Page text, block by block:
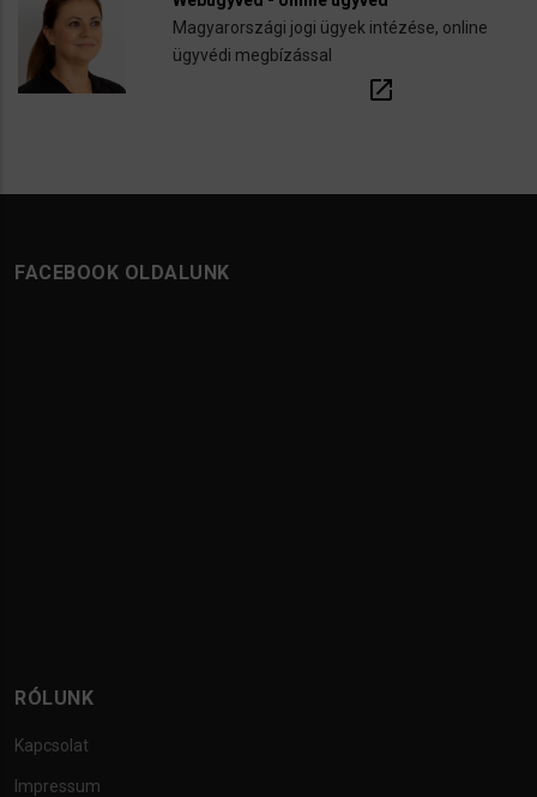
Magyarországi jogi ügyek intézése, online
ügyvédi megbízással
open_in_new
FACEBOOK OLDALUNK
RÓLUNK
Kapcsolat
Impressum